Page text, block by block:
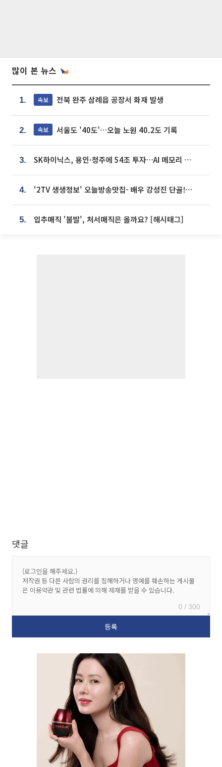
많이 본 뉴스
1. 속보 전북 완주 삼례읍 공장서 화재 발생
2. 속보 서울도 '40도'…오늘 노원 40.2도 기록
3. SK하이닉스, 용인·청주에 54조 투자…AI 메모리 생산기지 키운다
4. '2TV 생생정보' 오늘방송맛집- 배우 강성진 단골! 쌀국수ㆍ푸팟퐁 커리 맛집 '블○○○'
5. 입추매직 '불발', 처서매직은 올까요? [해시태그]
댓글
0 / 300